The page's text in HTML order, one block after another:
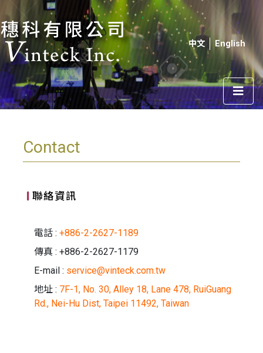
中文 English
Contact
聯絡資訊
電話 :+886-2-2627-1189
傳真 : +886-2-2627-1179
E-mail : service@vinteck.com.tw
地址 : 7F-1, No. 30, Alley 18, Lane 478, RuiGuang
Rd., Nei-Hu Dist, Taipei 11492, Taiwan